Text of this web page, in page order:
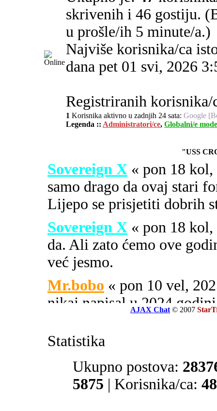
skrivenih i 46 gostiju.
u prošle/ih 5 minute/a.)
Najviše korisnika/ca
dana pet 01 svi, 2026
Registriranih
1 Korisnika aktivno u zadnjih 24 sata: Google
Legenda :: Administratori/ce, Globalni/e
"USS
Sovereign X « pon 18
samo drago da ovaj stari
Lijepo se prisjetiti dobrih
Sovereign X « pon 18
da. Ali zato ćemo ove
već jesmo.
Mr.bobo « pon 10 vel,
nikaj napisal u 2024
SOA ili PIPA.
El Zvonko« uto 16 svi,
prate tajne službe sekcije
AJAX Chat © 2007
Statistika
Ukupno postova:
5875 | Korisnika/ca: